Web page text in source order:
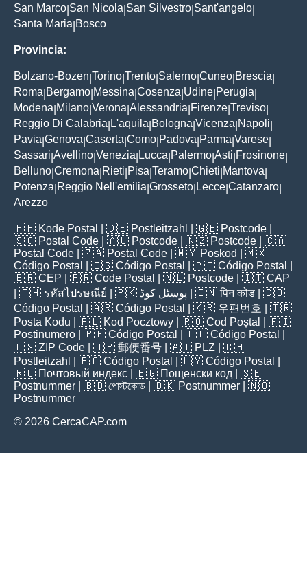
San Marco San Nicola San Silvestro Sant'angelo
Santa Maria Bosco
Provincia:
Bolzano-Bozen Torino Trento Salerno Cuneo Brescia
Roma Bergamo Messina Cosenza Udine Perugia
Modena Milano Verona Alessandria Firenze Treviso
Reggio Di Calabria L'aquila Bologna Vicenza Napoli
Pavia Genova Caserta Como Padova Parma Varese
Sassari Avellino Venezia Lucca Palermo Asti Frosinone
Belluno Cremona Rieti Pisa Teramo Chieti Mantova
Potenza Reggio Nell'emilia Grosseto Lecce Catanzaro
Arezzo
🇵🇭 Kode Postal | 🇩🇪 Postleitzahl | 🇬🇧 Postcode
🇸🇬 Postal Code | 🇦🇺 Postcode | 🇳🇿 Postcode | 🇨🇦
Postal Code | 🇿🇦 Postal Code | 🇲🇾 Poskod
| 🇲🇽
Código Postal
| 🇪🇸 Código Postal | 🇵🇹 Código Postal
🇧🇷 CEP | 🇫🇷 Code Postal | 🇳🇱 Postcode | 🇮🇹 CAP
| 🇹🇭 รหัสไปรษณีย์ | 🇵🇰 پوسٹل کوڈ | 🇮🇳पिन कोड | 🇨🇴
Código Postal
| 🇦🇷 Código Postal | 🇰🇷 우편번호
| 🇹🇷
Posta Kodu | 🇵🇱 Kod Pocztowy | 🇷🇴 Cod Poștal
| 🇫🇮
Postinumero | 🇵🇪 Código Postal | 🇨🇱 Código Postal
🇺🇸 ZIP Code | 🇯🇵 郵便番号 | 🇦🇹 PLZ | 🇨🇭
Postleitzahl
| 🇪🇨 Código Postal | 🇺🇾 Código Postal
🇷🇺 Почтовый индекс | 🇧🇬 Пощенски код | 🇸🇪
Postnummer | 🇧🇩 পোস্টকোড | 🇩🇰 Postnummer | 🇳🇴
Postnummer
© 2026 CercaCAP.com